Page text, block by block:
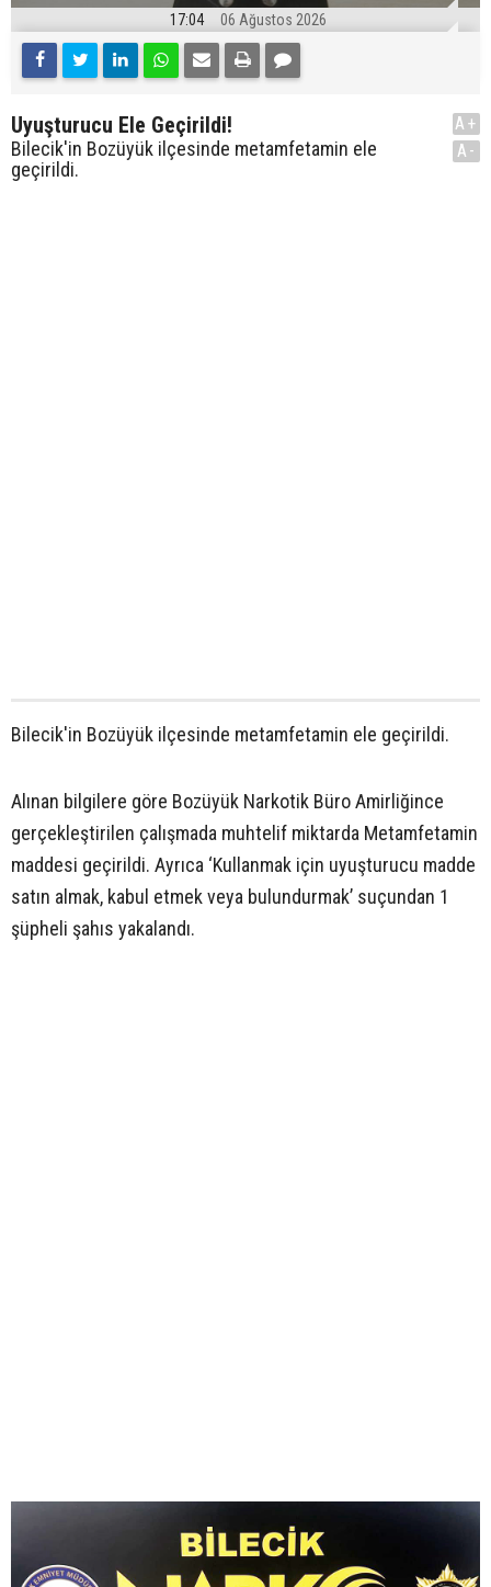
17:04 06 Ağustos 2026
Uyuşturucu Ele Geçirildi!
Bilecik'in Bozüyük ilçesinde metamfetamin ele
geçirildi.
A+
A-
Bilecik'in Bozüyük ilçesinde metamfetamin ele geçirildi.
Alınan bilgilere göre Bozüyük Narkotik Büro Amirliğince
gerçekleştirilen çalışmada muhtelif miktarda Metamfetamin
maddesi geçirildi. Ayrıca ‘Kullanmak için uyuşturucu madde
satın almak, kabul etmek veya bulundurmak’ suçundan 1
şüpheli şahıs yakalandı.